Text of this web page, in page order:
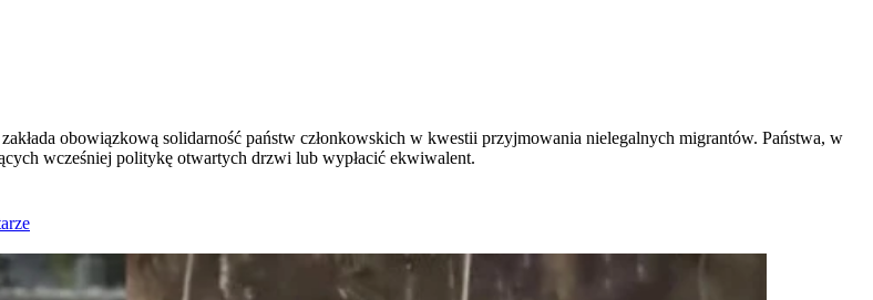
obowiązkową solidarność państw członkowskich w kwestii przyjmowania nielegalnych migrantów. Państwa, w
wcześniej politykę otwartych drzwi lub wypłacić ekwiwalent.